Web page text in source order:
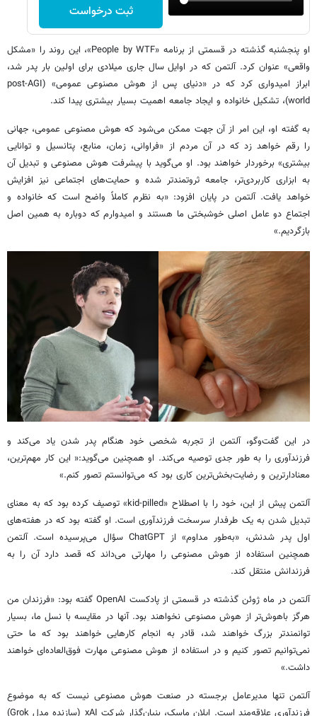
ثبت درخواست
او پنجشنبه گذشته در قسمتی از برنامه «People by WTF»، این روند را «مشکل
واقعی» عنوان کرد. آلتمن که در اوایل سال جاری میلادی برای اولین بار پدر شد،
ابراز امیدواری کرد که در «دنیای پس از هوش مصنوعی عمومی» (post-AGI
world)، تشکیل خانواده و ایجاد جامعه اهمیت بسیار بیشتری پیدا کند.
به گفته او، این امر از آن جهت ممکن می‌شود که هوش مصنوعی عمومی، جهانی
را رقم خواهد زد که در آن مردم از «فراوانی، زمان، منابع، پتانسیل و توانایی
بیشتری» برخوردار خواهند بود. او می‌گوید با پیشرفت هوش مصنوعی و تبدیل آن
به ابزاری کاربردی‌تر، جامعه ثروتمندتر شده و حمایت‌های اجتماعی نیز افزایش
خواهد یافت. آلتمن در پایان افزود: «به نظرم کاملاً واضح است که خانواده و
اجتماع دو عامل اصلی خوشبختی ما هستند و امیدوارم که دوباره به همین اصل
بازگردیم.»
در این گفت‌وگو، آلتمن از تجربه شخصی خود هنگام پدر شدن یاد می‌کند و
فرزندآوری را به طور جدی توصیه می‌کند. او همچنین می‌گوید:« این کار مهم‌ترین،
معنادارترین و رضایت‌بخش‌ترین کاری بود که می‌توانستم تصور کنم.»
آلتمن پیش از این، خود را با اصطلاح «kid-pilled» توصیف کرده بود که به معنای
تبدیل شدن به یک طرفدار سرسخت فرزندآوری است. او گفته بود که در هفته‌های
اول پدر شدنش، «به‌طور مداوم» از ChatGPT سؤال می‌پرسیده است. آلتمن
همچنین استفاده از هوش مصنوعی را مهارتی می‌داند که قصد دارد آن را به
فرزندانش منتقل کند.
آلتمن در ماه ژوئن گذشته در قسمتی از پادکست OpenAI گفته بود: «فرزندان من
هرگز باهوش‌تر از هوش مصنوعی نخواهند بود. آنها در مقایسه با نسل ما، بسیار
توانمندتر بزرگ خواهند شد، قادر به انجام کارهایی خواهند بود که ما حتی
نمی‌توانیم تصور کنیم و در استفاده از هوش مصنوعی مهارت فوق‌العاده‌ای خواهند
داشت.»
آلتمن تنها مدیرعامل برجسته در صنعت هوش مصنوعی نیست که به موضوع
فرزندآوری علاقه‌مند است. ایلان ماسک، بنیان‌گذار شرکت xAI (سازنده مدل Grok)